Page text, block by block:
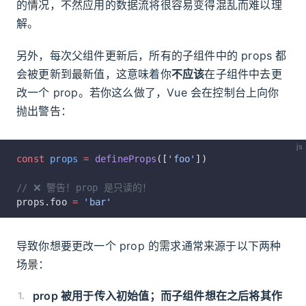
的情况，不然应用的数据流将很容易变得混乱而难以理
解。
另外，每次父组件更新后，所有的子组件中的 props 都
会被更新到最新值，这意味着你不应该在子组件中去更
改一个 prop。若你这么做了，Vue 会在控制台上向你
抛出警告：
js
const props = defineProps ([ 'foo' ])
// ❌ 警告！prop 是只读的！
props.foo = 'bar'
导致你想要更改一个 prop 的需求通常来源于以下两种
场景：
prop 被用于传入初始值；而子组件想在之后将其作